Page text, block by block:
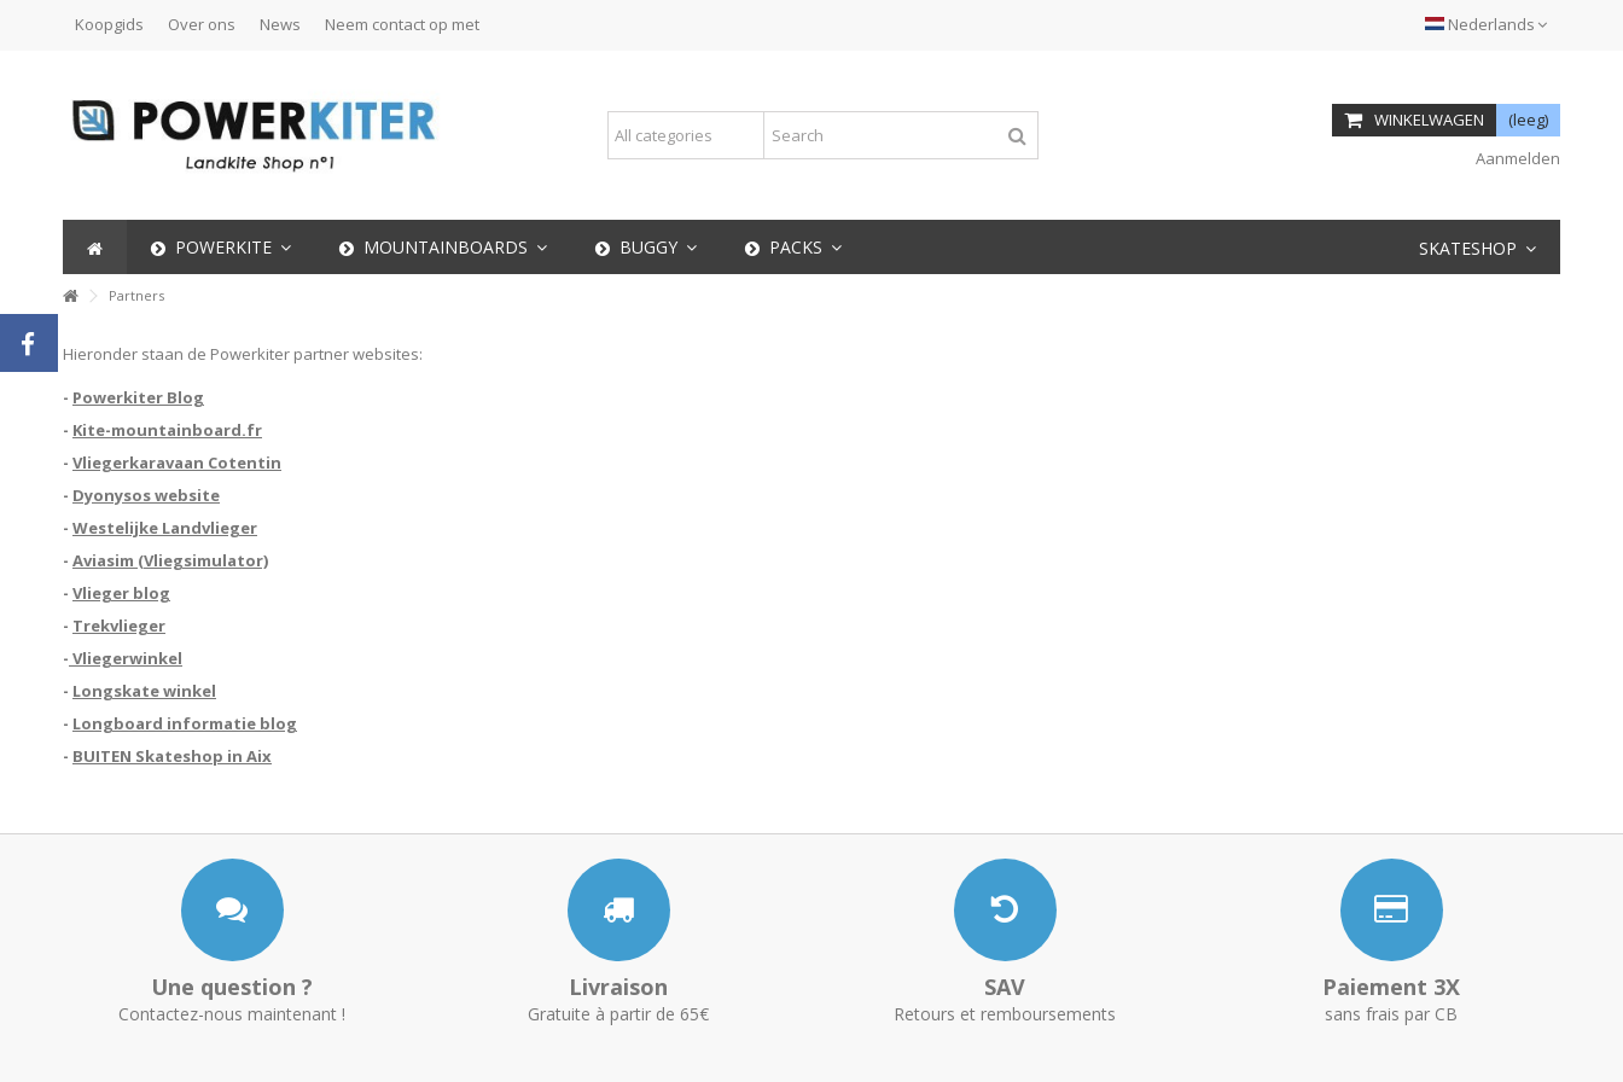
Nederlands
Koopgids Over ons News Neem contact op met
WINKELWAGEN
(leeg)
Aanmelden
POWERKITE MOUNTAINBOARDS BUGGY PACKS SKATESHOP
Partners
Hieronder staan de Powerkiter partner websites:
- Powerkiter Blog
- Kite-mountainboard.fr
- Vliegerkaravaan Cotentin
- Dyonysos website
- Westelijke Landvlieger
- Aviasim (Vliegsimulator)
- Vlieger blog
- Trekvlieger
- Vliegerwinkel
- Longskate winkel
- Longboard informatie blog
- BUITEN Skateshop in Aix
Une question ?
Contactez-nous maintenant !
Livraison
Gratuite à partir de 65€
SAV
Retours et remboursements
Paiement 3X
sans frais par CB